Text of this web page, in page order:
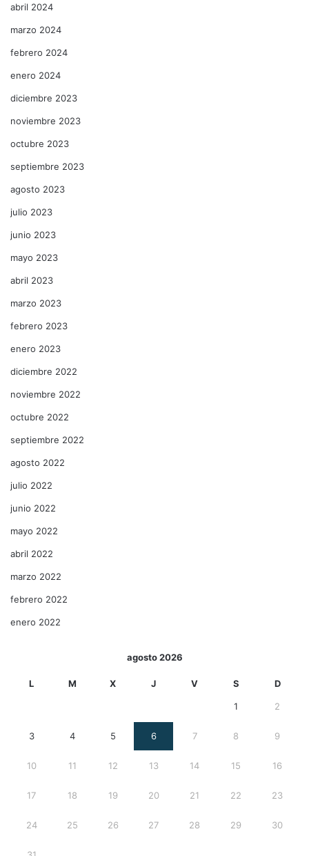
abril 2024
marzo 2024
febrero 2024
enero 2024
diciembre 2023
noviembre 2023
octubre 2023
septiembre 2023
agosto 2023
julio 2023
junio 2023
mayo 2023
abril 2023
marzo 2023
febrero 2023
enero 2023
diciembre 2022
noviembre 2022
octubre 2022
septiembre 2022
agosto 2022
julio 2022
junio 2022
mayo 2022
abril 2022
marzo 2022
febrero 2022
enero 2022
agosto 2026
L M X J V S D
1 2
3 4 5 6 7 8 9
10 11 12 13 14 15 16
17 18 19 20 21 22 23
24 25 26 27 28 29 30